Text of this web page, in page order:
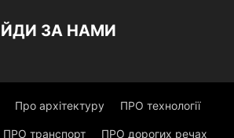
ЙДИ ЗА НАМИ
Про архітектуру ПРО технології
ПРО транспорт ПРО дорогих речах